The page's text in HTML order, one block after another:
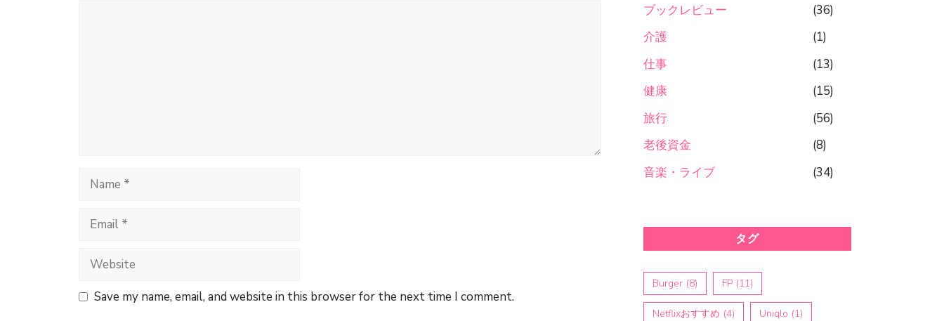
Name
Email
Website
Save my name, email, and website in this browser for the next time I comment.
ブックレビュー
(36)
介護
(1)
仕事
(13)
健康
(15)
旅行
(56)
老後資金
(8)
音楽・ライブ
(34)
タグ
Burger (8) FP (11)
Netflixおすすめ (4) Uniqlo (1)